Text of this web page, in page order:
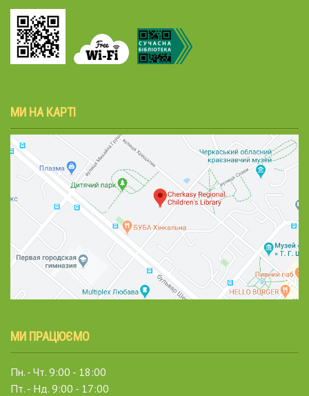
МИ НА КАРТІ
МИ ПРАЦЮЄМО
Пн. - Чт. 9:00 - 18:00
Пт. - Нд. 9:00 - 17:00